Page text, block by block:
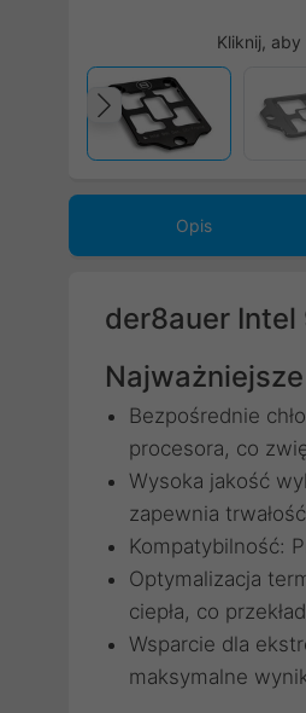
Kliknij,
Poprzedni
Opis
der8auer Intel
Bezpośrednie
procesora, co
Wysoka jakość
zapewnia
Kompatybilność:
Optymalizacja
ciepła, co
Wsparcie dla
maksymalne